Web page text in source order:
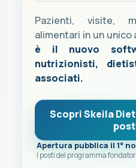
Pazienti, visite,
alimentari in un
è il nuovo
nutrizionisti,
associati.
Scopri Skeila
Apertura pubblica il 1°
I posti del programma